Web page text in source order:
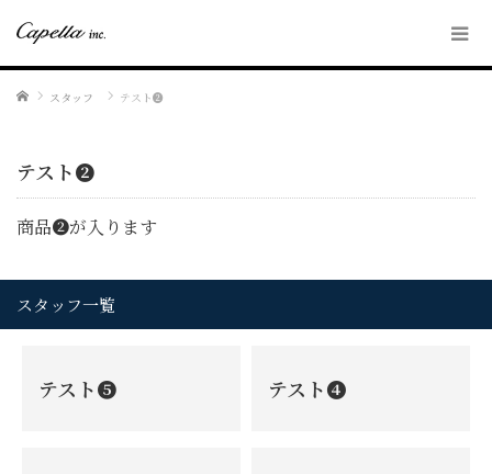
ホーム スタッフ テスト❷
テスト❷
商品❷が入ります
スタッフ一覧
テスト❺ テスト❹